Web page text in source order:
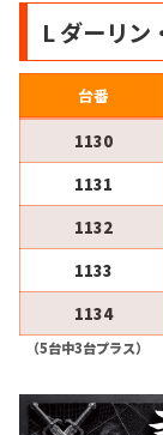
L ダーリン
台番
1130
1131
1132
1133
1134
（5台中3台プラス）